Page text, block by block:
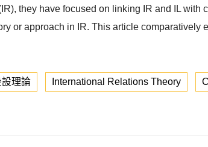
they have focused on linking IR and IL with
or approach in IR. This article comparatively
設理論 International Relations Theory